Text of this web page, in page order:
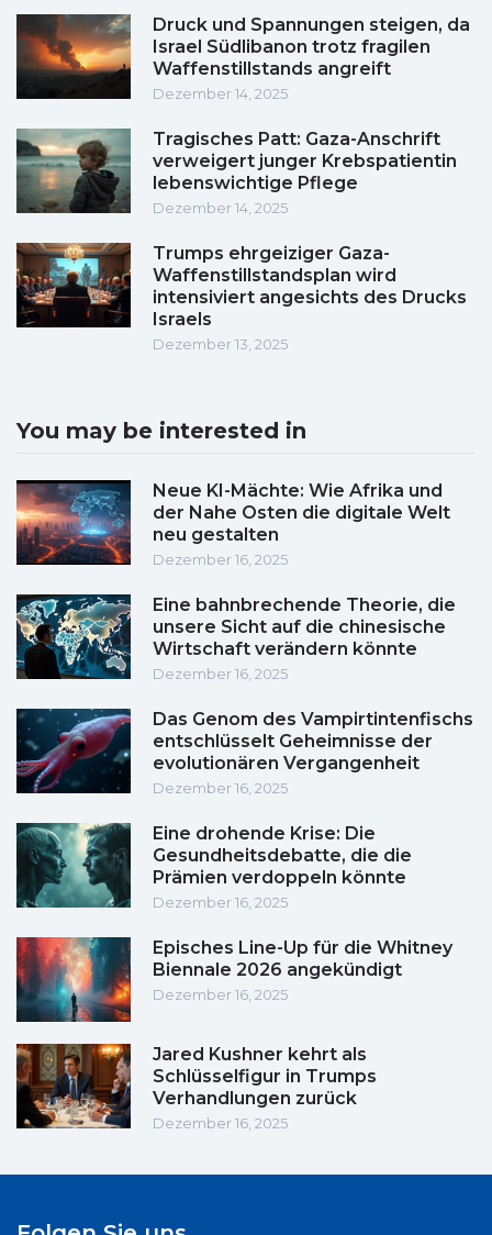
Druck und Spannungen steigen, da
Israel Südlibanon trotz fragilen
Waffenstillstands angreift
Dezember 14, 2025
Tragisches Patt: Gaza-Anschrift
verweigert junger Krebspatientin
lebenswichtige Pflege
Dezember 14, 2025
Trumps ehrgeiziger Gaza-
Waffenstillstandsplan wird
intensiviert angesichts des Drucks
Israels
Dezember 13, 2025
You may be interested in
Neue KI-Mächte: Wie Afrika und
der Nahe Osten die digitale Welt
neu gestalten
Dezember 16, 2025
Eine bahnbrechende Theorie, die
unsere Sicht auf die chinesische
Wirtschaft verändern könnte
Dezember 16, 2025
Das Genom des Vampirtintenfischs
entschlüsselt Geheimnisse der
evolutionären Vergangenheit
Dezember 16, 2025
Eine drohende Krise: Die
Gesundheitsdebatte, die die
Prämien verdoppeln könnte
Dezember 16, 2025
Episches Line-Up für die Whitney
Biennale 2026 angekündigt
Dezember 16, 2025
Jared Kushner kehrt als
Schlüsselfigur in Trumps
Verhandlungen zurück
Dezember 16, 2025